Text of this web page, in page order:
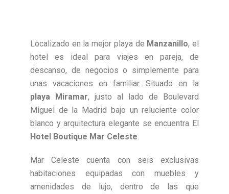
Localizado en la mejor playa de Manzanillo, el
hotel es ideal para viajes en pareja, de
descanso, de negocios o simplemente para
unas vacaciones en familiar. Situado en la
playa Miramar, justo al lado de Boulevard
Miguel de la Madrid bajo un reluciente color
blanco y arquitectura elegante se encuentra El
Hotel Boutique Mar Celeste
Mar Celeste cuenta con seis exclusivas
habitaciones equipadas con muebles y
amenidades de lujo, dentro de las que